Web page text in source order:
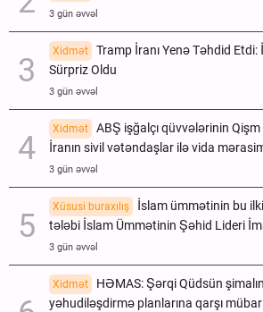
3 gün əvvəl
Xidmət
Tramp İranı Yenə Təhdid
Sürpriz Oldu
3 gün əvvəl
Xidmət
ABŞ işğalçı qüvvələrinin
İranın sivil vətəndaşlar ilə vida
3 gün əvvəl
Xüsusi buraxılış
İslam ümmətinin bu
tələbi İslam Ümmətinin Şəhid Lideri
3 gün əvvəl
Xidmət
HƏMAS: Şərqi Qüdsün
yəhudiləşdirmə planlarına qarşı